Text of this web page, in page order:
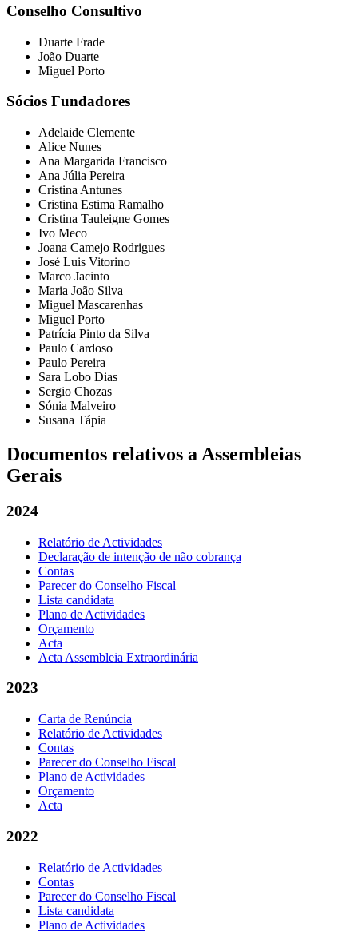
Conselho Consultivo
Duarte Frade
João Duarte
Miguel Porto
Sócios Fundadores
Adelaide Clemente
Alice Nunes
Ana Margarida Francisco
Ana Júlia Pereira
Cristina Antunes
Cristina Estima Ramalho
Cristina Tauleigne Gomes
Ivo Meco
Joana Camejo Rodrigues
José Luis Vitorino
Marco Jacinto
Maria João Silva
Miguel Mascarenhas
Miguel Porto
Patrícia Pinto da Silva
Paulo Cardoso
Paulo Pereira
Sara Lobo Dias
Sergio Chozas
Sónia Malveiro
Susana Tápia
Documentos relativos a Assembleias
Gerais
2024
Relatório de Actividades
Declaração de intenção de não cobrança
Contas
Parecer do Conselho Fiscal
Lista candidata
Plano de Actividades
Orçamento
Acta
Acta Assembleia Extraordinária
2023
Carta de Renúncia
Relatório de Actividades
Contas
Parecer do Conselho Fiscal
Plano de Actividades
Orçamento
Acta
2022
Relatório de Actividades
Contas
Parecer do Conselho Fiscal
Lista candidata
Plano de Actividades